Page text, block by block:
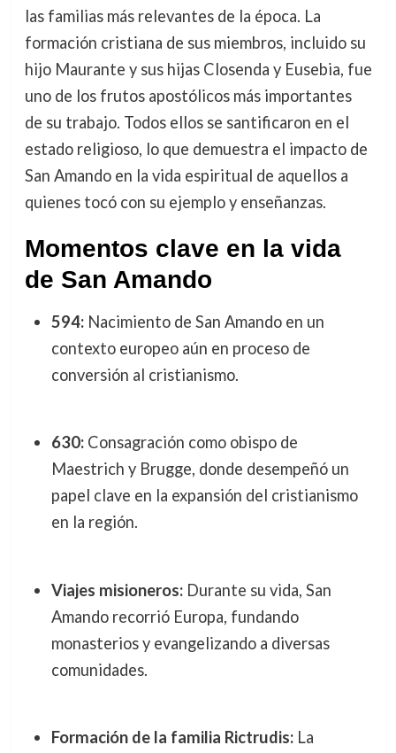
las familias más relevantes de la época. La
formación cristiana de sus miembros, incluido su
hijo Maurante y sus hijas Closenda y Eusebia, fue
uno de los frutos apostólicos más importantes
de su trabajo. Todos ellos se santificaron en el
estado religioso, lo que demuestra el impacto de
San Amando en la vida espiritual de aquellos a
quienes tocó con su ejemplo y enseñanzas.
Momentos clave en la vida
de San Amando
594:Nacimiento de San Amando en un
contexto europeo aún en proceso de
conversión al cristianismo.
630:Consagración como obispo de
Maestrich y Brugge, donde desempeñó un
papel clave en la expansión del cristianismo
en la región.
Viajes misioneros:Durante su vida, San
Amando recorrió Europa, fundando
monasterios y evangelizando a diversas
comunidades.
Formación de la familia Rictrudis:La